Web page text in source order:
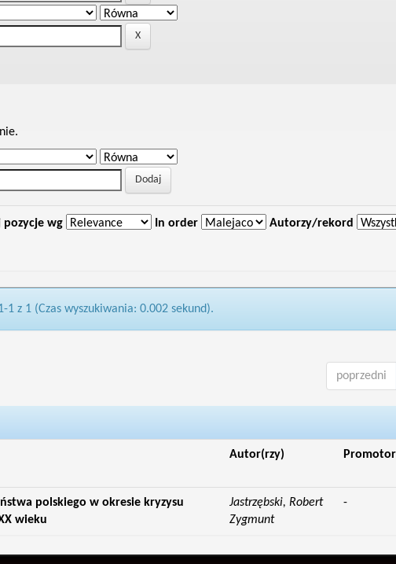
pozycje wg In order Autorzy/rekord
1 z 1 (Czas wyszukiwania: 0.002 sekund).
poprzedni
Autor(rzy) Promotor
polskiego w okresie kryzysu
wieku
Jastrzębski, Robert
Zygmunt
-